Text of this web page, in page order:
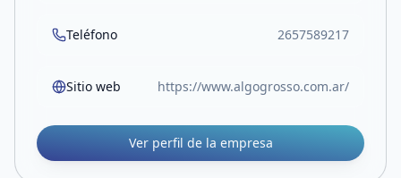
Teléfono 2657589217
Sitio web https://www.algogrosso.com.ar/
Ver perfil de la empresa